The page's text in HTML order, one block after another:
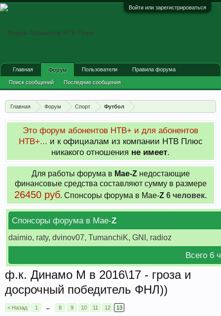
Войти или зарегистрироваться
Главная Форум Спорт Футбол
Это форум абонентов НТВ+ и для абонентов
НТВ+... и к официалам из компании НТВ Плюс
никакого отношения не имеет.
Для работы форума в Мае-Zнедостающие
финансовые средства составляют сумму в размере
26450 руб. Cпонсоры форума в Мае-Z 6 человек.
Спонсоры форума в Мае-Z
daimio, raty, dvinov07, TumanchiK, GNI, radioz
Всего 6
ф.к. Динамо М в 2016\17 - гроза и
досрочный победитель ФНЛ))
< Назад 1 ← 8 9 10 11 12 13
Главная Форум
Поиск сообщений Последние сообщения
Пользователи Правила форума